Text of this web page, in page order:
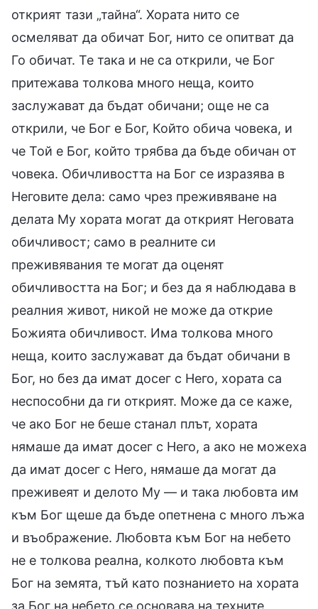
открият тази „тайна“. Хората нито се
осмеляват да обичат Бог, нито се опитват да
Го обичат. Те така и не са открили, че Бог
притежава толкова много неща, които
заслужават да бъдат обичани; още не са
открили, че Бог е Бог, Който обича човека, и
че Той е Бог, който трябва да бъде обичан от
човека. Обичливостта на Бог се изразява в
Неговите дела: само чрез преживяване на
делата Му хората могат да открият Неговата
обичливост; само в реалните си
преживявания те могат да оценят
обичливостта на Бог; и без да я наблюдава в
реалния живот, никой не може да открие
Божията обичливост. Има толкова много
неща, които заслужават да бъдат обичани в
Бог, но без да имат досег с Него, хората са
неспособни да ги открият. Може да се каже,
че ако Бог не беше станал плът, хората
нямаше да имат досег с Него, а ако не можеха
да имат досег с Него, нямаше да могат да
преживеят и делото Му — и така любовта им
към Бог щеше да бъде опетнена с много лъжа
и въображение. Любовта към Бог на небето
не е толкова реална, колкото любовта към
Бог на земята, тъй като познанието на хората
за Бог на небето се основава на техните